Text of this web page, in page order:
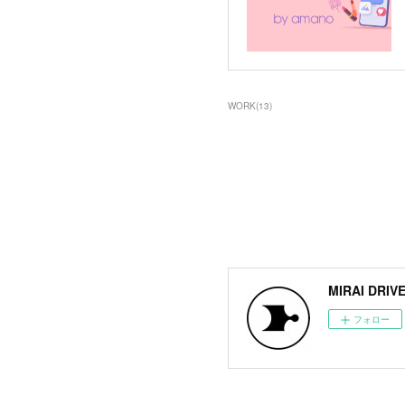
WORK(13)
MIRAI
フォロー